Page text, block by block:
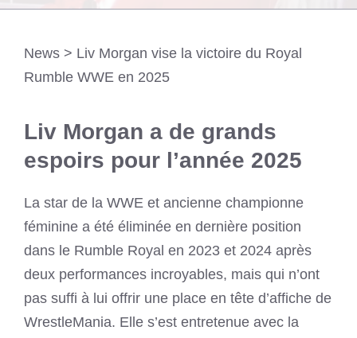
News > Liv Morgan vise la victoire du Royal
Rumble WWE en 2025
Liv Morgan a de grands
espoirs pour l’année 2025
La star de la WWE et ancienne championne
féminine a été éliminée en dernière position
dans le Rumble Royal en 2023 et 2024 après
deux performances incroyables, mais qui n’ont
pas suffi à lui offrir une place en tête d’affiche de
WrestleMania. Elle s’est entretenue avec la